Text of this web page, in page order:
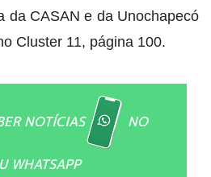
da CASAN e da Unochapecó
Cluster 11, página 100.
NOTÍCIAS NO
WHATSAPP